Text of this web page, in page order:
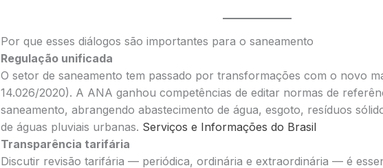
Por que esses diálogos são importantes para o saneamento
Regulação unificada
O setor de saneamento tem passado por transformações com o novo
14.026/2020). A ANA ganhou competências de editar normas de
saneamento, abrangendo abastecimento de água, esgoto, resíduos
de águas pluviais urbanas. Serviços e Informações do Brasil
Transparência tarifária
Discutir revisão tarifária — periódica, ordinária e extraordinária — é